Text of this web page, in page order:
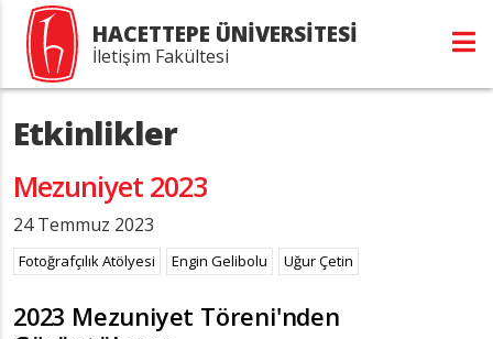
HACETTEPE ÜNİVERSİTESİ
İletişim Fakültesi
Etkinlikler
Mezuniyet 2023
24 Temmuz 2023
Fotoğrafçılık Atölyesi Engin Gelibolu Uğur Çetin
2023 Mezuniyet Töreni'nden